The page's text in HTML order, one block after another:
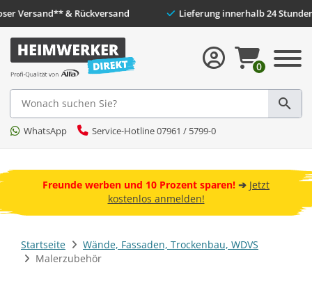
Kostenloser Versand** & Rückversand Lieferung
Suche
WhatsApp Service-Hotline 07961 / 5799-0
0
Freunde werben und 10 Prozent sparen! ➔ Jetzt
kostenlos anmelden!
Startseite
Wände, Fassaden, Trockenbau, WDVS
Malerzubehör